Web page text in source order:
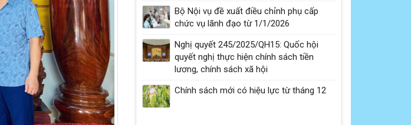
Bộ Nội vụ đề xuất điều chỉnh phụ cấp
chức vụ lãnh đạo từ 1/1/2026
Nghị quyết 245/2025/QH15: Quốc hội
quyết nghị thực hiện chính sách tiền
lương, chính sách xã hội
Chính sách mới có hiệu lực từ tháng 12
Tiêu chuẩn của ĐBQH khóa XVI và đại biểu
HĐND các cấp nhiệm kỳ 2026-2031